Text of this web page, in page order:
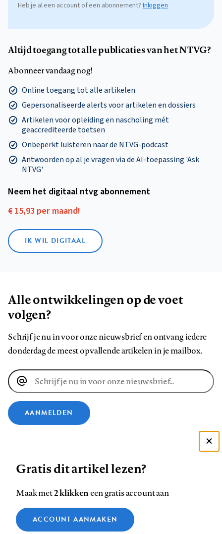
Heb je al een account of een abonnement?Inloggen
Altijd toegang tot alle publicaties van het NTVG?
Abonneer vandaag nog!
Online toegang tot alle artikelen
Gepersonaliseerde alerts voor artikelen en dossiers
Artikelen voor opleiding en nascholing mét
geaccrediteerde toetsen
Onbeperkt luisteren naar de NTVG-podcast
Antwoorden op al je vragen via de AI-toepassing 'Ask
NTVG'
Neem het digitaal ntvg abonnement
€ 15,93 per maand!
IK WIL DIGITAAL
Alle ontwikkelingen op de voet
volgen?
Schrijf je nu in voor onze nieuwsbrief en ontvang iedere
donderdag de meest opvallende artikelen in je mailbox.
E-
mailadres
AANMELDEN
ons
op
Facebook
ons
op
LinkedIn
ons
op
Bluesky
ons
op
Instagram
ons
op
YouTube
ons
Footer
Contact Colofon Disclaimer Privacy
Medische vragen verdienen
Gratis dit artikel lezen?
Maak met2 klikkeneen gratis account aan
ACCOUNT AANMAKEN
Zie onze cookie policy
Analytische cookies